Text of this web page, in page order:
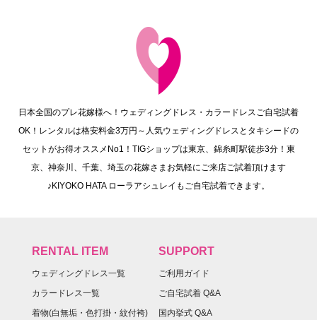
日本全国のプレ花嫁様へ！ウェディングドレス・カラードレスご自宅試着
OK！レンタルは格安料金3万円～人気ウェディングドレスとタキシードの
セットがお得オススメNo1！TIGショップは東京、錦糸町駅徒歩3分！東
京、神奈川、千葉、埼玉の花嫁さまお気軽にご来店ご試着頂けます
♪KIYOKO HATA ローラアシュレイもご自宅試着できます。
RENTAL ITEM
ウェディングドレス一覧
カラードレス一覧
着物(白無垢・色打掛・紋付袴)
SUPPORT
ご利用ガイド
ご自宅試着 Q&A
国内挙式 Q&A